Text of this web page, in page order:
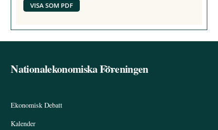
VISA SOM PDF
Back
Nationalekonomiska Föreningen
Ekonomisk Debatt
Kalender